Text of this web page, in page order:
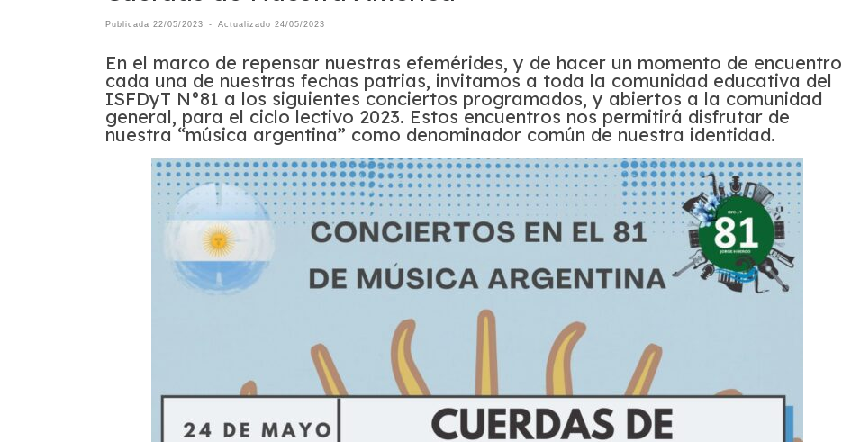
Publicada 22/05/2023 - Actualizado 24/05/2023
En el marco de repensar nuestras efemérides, y de hacer un momento de encuentro
cada una de nuestras fechas patrias, invitamos a toda la comunidad educativa del
ISFDyT N°81 a los siguientes conciertos programados, y abiertos a la comunidad
general, para el ciclo lectivo 2023. Estos encuentros nos permitirá disfrutar de
nuestra “música argentina” como denominador común de nuestra identidad.